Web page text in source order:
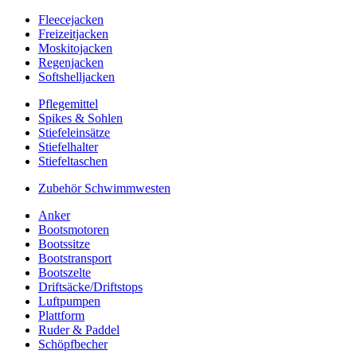
Fleecejacken
Freizeitjacken
Moskitojacken
Regenjacken
Softshelljacken
Pflegemittel
Spikes & Sohlen
Stiefeleinsätze
Stiefelhalter
Stiefeltaschen
Zubehör Schwimmwesten
Anker
Bootsmotoren
Bootssitze
Bootstransport
Bootszelte
Driftsäcke/Driftstops
Luftpumpen
Plattform
Ruder & Paddel
Schöpfbecher